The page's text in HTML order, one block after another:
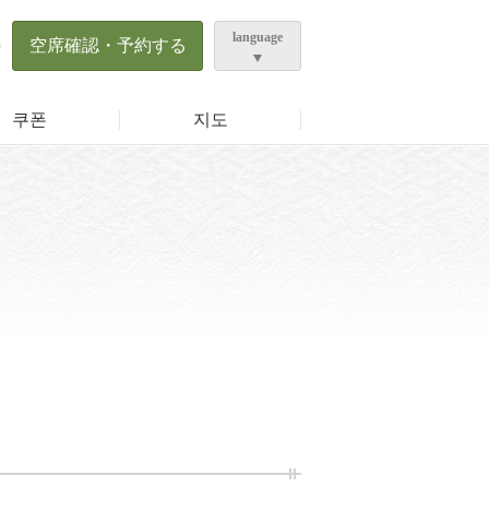
空席確認・予約する language
쿠폰 지도